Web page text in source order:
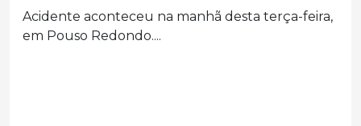
novos critérios para os exames
Novas normas buscam padronizar avaliações,